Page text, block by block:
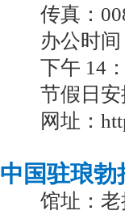
传真：
办公时间：
下午 14：
节假日安
网址：
中国驻琅勃
馆址：老